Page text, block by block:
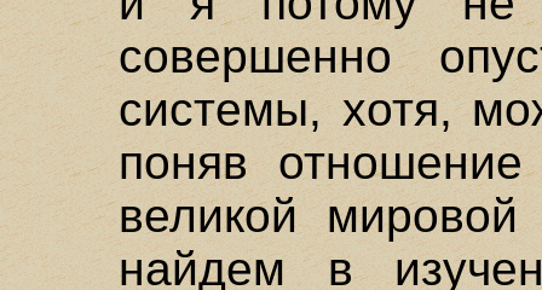
совершенно
системы, хотя,
поняв
великой
найдем в